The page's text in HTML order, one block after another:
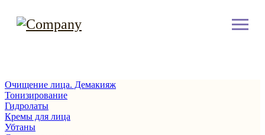
Очищение лица. Демакияж
Тонизирование
Гидролаты
Кремы для лица
Убтаны